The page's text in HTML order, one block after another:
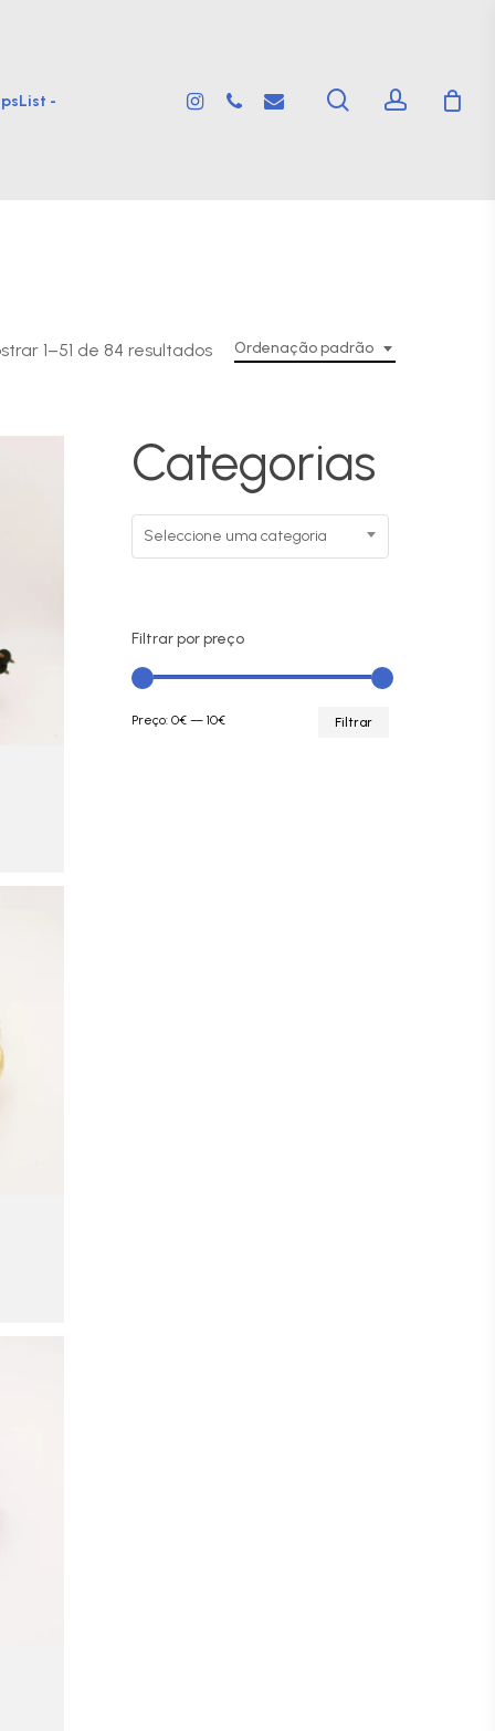
- instagram
phone email searchaccount
Ordenação padrão
1–51 de 84 resultados
Categorias
Seleccione uma categoria
Filtrar por preço
Filtrar
Preço:0€ —10€